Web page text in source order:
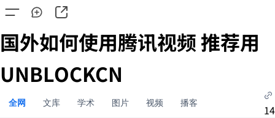
国外如何使用腾讯视频 推荐用
UNBLOCKCN
全网 文库 学术 图片 视频 播客 14